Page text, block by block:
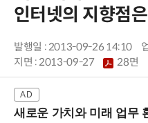
인터넷의 지향점
발행일 : 2013-09-26 14:10
지면 :2013-09-27 28면
새로운 가치와 미래 업무 환경을 조망하는